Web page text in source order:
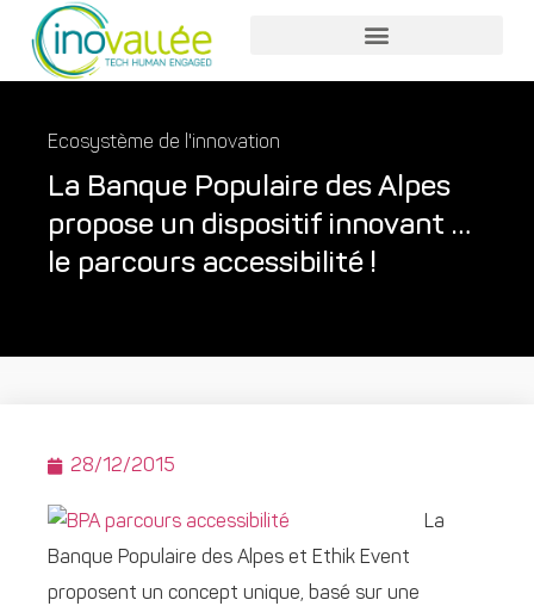
Ecosystème de l'innovation
La Banque Populaire des Alpes
propose un dispositif innovant …
le parcours accessibilité !
28/12/2015
La
Banque Populaire des Alpes et Ethik Event
proposent un concept unique, basé sur une